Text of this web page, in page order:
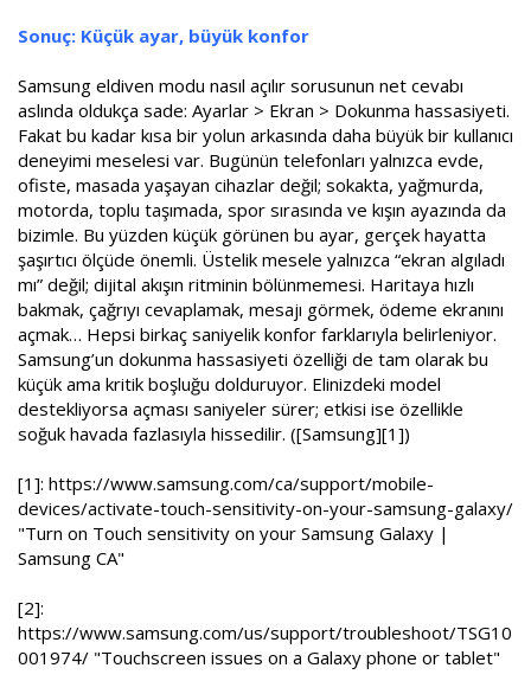
Sonuç: Küçük ayar, büyük konfor
Samsung eldiven modu nasıl açılır sorusunun net cevabı
aslında oldukça sade: Ayarlar > Ekran > Dokunma hassasiyeti.
Fakat bu kadar kısa bir yolun arkasında daha büyük bir kullanıcı
deneyimi meselesi var. Bugünün telefonları yalnızca evde,
ofiste, masada yaşayan cihazlar değil; sokakta, yağmurda,
motorda, toplu taşımada, spor sırasında ve kışın ayazında da
bizimle. Bu yüzden küçük görünen bu ayar, gerçek hayatta
şaşırtıcı ölçüde önemli. Üstelik mesele yalnızca “ekran algıladı
mı” değil; dijital akışın ritminin bölünmemesi. Haritaya hızlı
bakmak, çağrıyı cevaplamak, mesajı görmek, ödeme ekranını
açmak… Hepsi birkaç saniyelik konfor farklarıyla belirleniyor.
Samsung’un dokunma hassasiyeti özelliği de tam olarak bu
küçük ama kritik boşluğu dolduruyor. Elinizdeki model
destekliyorsa açması saniyeler sürer; etkisi ise özellikle
soğuk havada fazlasıyla hissedilir. ([Samsung][1])
[1]: https://www.samsung.com/ca/support/mobile-
devices/activate-touch-sensitivity-on-your-samsung-galaxy/
"Turn on Touch sensitivity on your Samsung Galaxy |
Samsung CA"
[2]:
https://www.samsung.com/us/support/troubleshoot/TSG10
001974/ "Touchscreen issues on a Galaxy phone or tablet"